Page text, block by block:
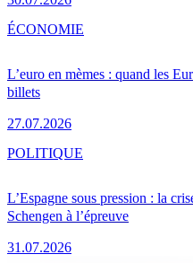
L’euro en mèmes : quand les
billets
27.07.2026
ÉCONOMIE
L’Espagne sous pression : la
Schengen à l’épreuve
31.07.2026
POLITIQUE